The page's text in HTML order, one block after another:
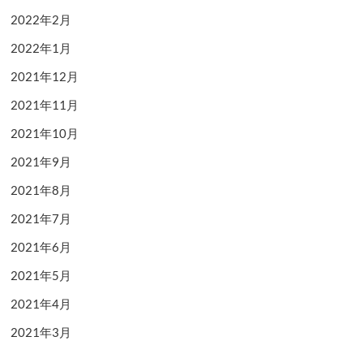
2022年2月
2022年1月
2021年12月
2021年11月
2021年10月
2021年9月
2021年8月
2021年7月
2021年6月
2021年5月
2021年4月
2021年3月